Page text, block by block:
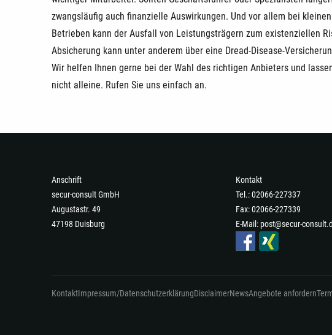
zwangsläufig auch finanzielle Auswirkungen. Und vor allem bei
Betrieben kann der Ausfall von Leistungsträgern zum existenziellen
Absicherung kann unter anderem über eine Dread-Disease-
Wir helfen Ihnen gerne bei der Wahl des richtigen Anbieters und
nicht alleine. Rufen Sie uns einfach an.
Anschrift
secur-consult GmbH
Augustastr. 49
47198 Duisburg
Kontakt
Tel.: 02066-227337
Fax: 02066-227339
E-Mail: post@secur-
KontaktImpressum/DatenschutzerklärungDisclaimerNewsAngebote anfordern